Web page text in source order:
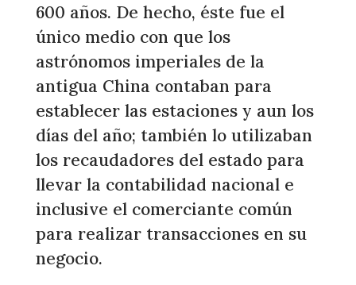
600 años. De hecho, éste fue el
único medio con que los
astrónomos imperiales de la
antigua China contaban para
establecer las estaciones y aun los
días del año; también lo utilizaban
los recaudadores del estado para
llevar la contabilidad nacional e
inclusive el comerciante común
para realizar transacciones en su
negocio.